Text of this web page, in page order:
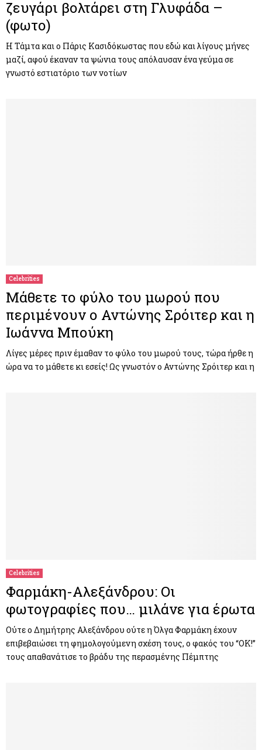
ζευγάρι βολτάρει στη Γλυφάδα –
(φωτο)
Η Τάμτα και ο Πάρις Κασιδόκωστας που εδώ και λίγους μήνες
μαζί, αφού έκαναν τα ψώνια τους απόλαυσαν ένα γεύμα σε
γνωστό εστιατόριο των νοτίων
Celebrities
Μάθετε το φύλο του μωρού που
περιμένουν ο Αντώνης Σρόιτερ και η
Ιωάννα Μπούκη
Λίγες μέρες πριν έμαθαν το φύλο του μωρού τους, τώρα ήρθε η
ώρα να το μάθετε κι εσείς! Ως γνωστόν ο Αντώνης Σρόιτερ και η
Celebrities
Φαρμάκη-Αλεξάνδρου: Οι
φωτογραφίες που… μιλάνε για έρωτα
Ούτε ο Δημήτρης Αλεξάνδρου ούτε η Όλγα Φαρμάκη έχουν
επιβεβαιώσει τη φημολογούμενη σχέση τους, ο φακός του “ΟΚ!”
τους απαθανάτισε το βράδυ της περασμένης Πέμπτης